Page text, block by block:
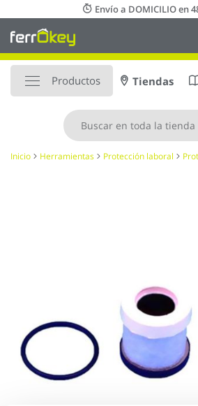
al
contenido
Envío a DOMICILIO en
Productos Tiendas
Inicio Herramientas Protección laboral